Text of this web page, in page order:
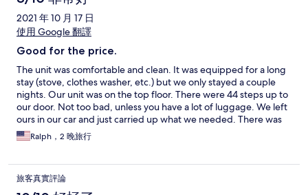
2021 年 10 月 17 日
使用 Google 翻譯
Good for the price.
The unit was comfortable and clean. It was equipped for a long
stay (stove, clothes washer, etc.) but we only stayed a couple
nights. Our unit was on the top floor. There were 44 steps up to
our door. Not too bad, unless you have a lot of luggage. We left
ours in our car and just carried up what we needed. There was
plenty of parking spaces in front of the building, just off the
main road, but it all got taken during the day on the weekend.
was fine. You can’t see the lake, but it’s a short drive to the lake
side and Bellagio. All in all, it was good for the price.
Ralph，2 晚旅行
旅客真實評論